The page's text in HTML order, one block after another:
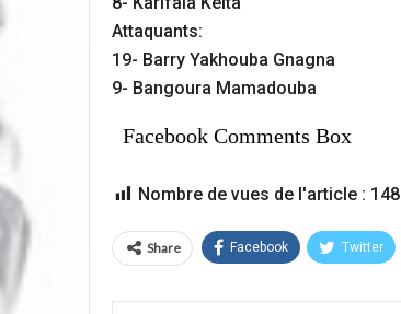
Attaquants:
19- Barry Yakhouba Gnagna
9- Bangoura Mamadouba
Facebook Comments Box
Nombre de vues de l'article : 148
Share Facebook Twitter